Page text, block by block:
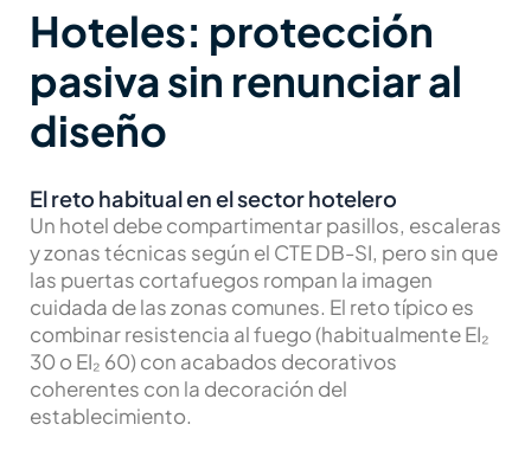
Hoteles: protección
pasiva sin renunciar al
diseño
El reto habitual en el sector hotelero
Un hotel debe compartimentar pasillos, escaleras
y zonas técnicas según el CTE DB-SI, pero sin que
las puertas cortafuegos rompan la imagen
cuidada de las zonas comunes. El reto típico es
combinar resistencia al fuego (habitualmente EI₂
30 o EI₂ 60) con acabados decorativos
coherentes con la decoración del
establecimiento.